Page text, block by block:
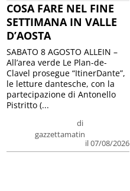
COSA FARE NEL FINE
SETTIMANA IN VALLE
D’AOSTA
di
gazzettamatin
il 07/08/2026
SABATO 8 AGOSTO ALLEIN –
All’area verde Le Plan-de-
Clavel prosegue “ItinerDante”,
le letture dantesche, con la
partecipazione di Antonello
Pistritto (...